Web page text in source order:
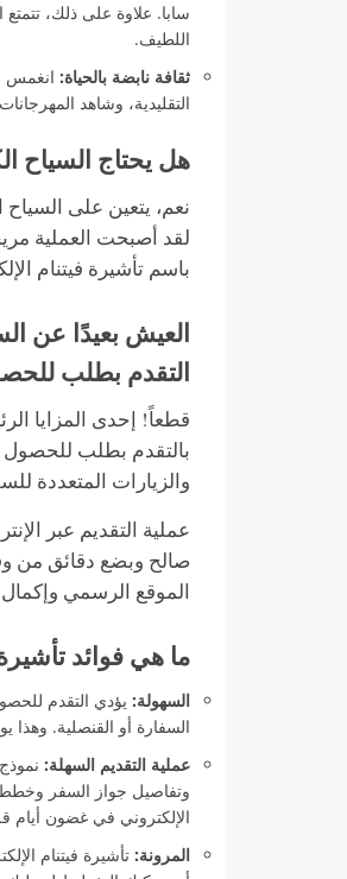
سابا. علاوة على ذلك،
اللطيف.
ثقافة نابضة بالحياة: انغمس
التقليدية، وشاهد
هل يحتاج السياح
نعم، يتعين على
لقد أصبحت العملية
باسم تأشيرة فيتنام
العيش بعيدًا عن
التقدم بطلب
قطعاً! إحدى المزايا
بالتقدم بطلب للحصول
والزيارات المتعددة
عملية التقديم عبر
صالح وبضع دقائق من
الموقع الرسمي
ما هي فوائد
السهولة: يؤدي التقدم
السفارة أو القنصلية.
عملية التقديم السهلة:
وتفاصيل جواز السفر وخطط
الإلكتروني في غضون أيام
المرونة: